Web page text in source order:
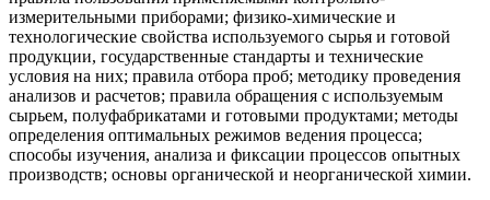
измерительными приборами; физико-химические и
технологические свойства используемого сырья и готовой
продукции, государственные стандарты и технические
условия на них; правила отбора проб; методику проведения
анализов и расчетов; правила обращения с используемым
сырьем, полуфабрикатами и готовыми продуктами; методы
определения оптимальных режимов ведения процесса;
способы изучения, анализа и фиксации процессов опытных
производств; основы органической и неорганической химии.